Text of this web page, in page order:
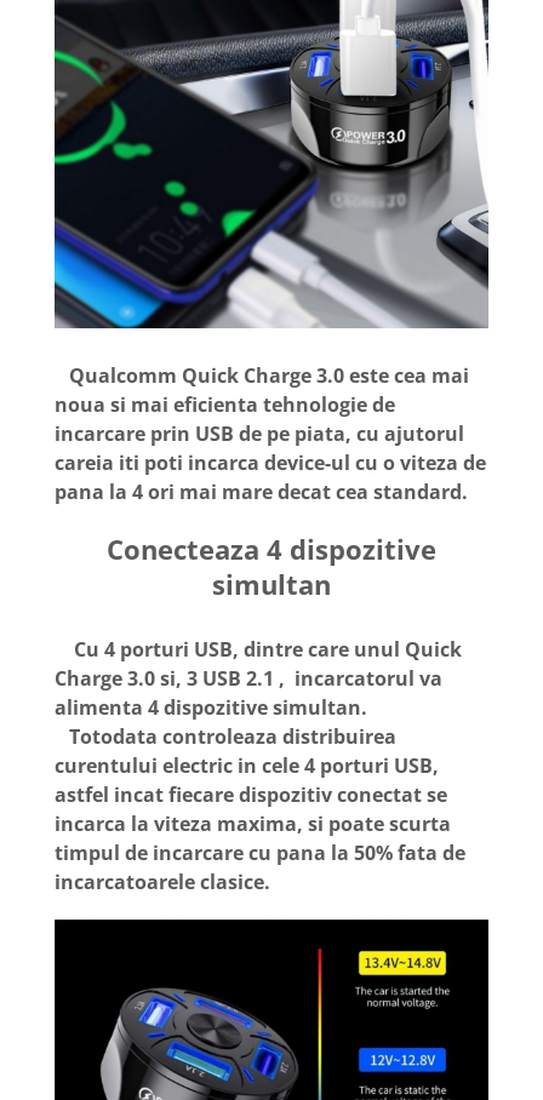
Qualcomm Quick Charge 3.0 este cea mai
noua si mai eficienta tehnologie de
incarcare prin USB de pe piata, cu ajutorul
careia iti poti incarca device-ul cu o viteza de
pana la 4 ori mai mare decat cea standard.
Conecteaza 4 dispozitive
simultan
Cu 4 porturi USB, dintre care unul Quick
Charge 3.0 si, 3 USB 2.1 , incarcatorul va
alimenta 4 dispozitive simultan.
Totodata controleaza distribuirea
curentului electric in cele 4 porturi USB,
astfel incat fiecare dispozitiv conectat se
incarca la viteza maxima, si poate scurta
timpul de incarcare cu pana la 50% fata de
incarcatoarele clasice.